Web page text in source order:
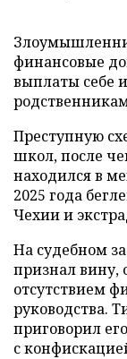
финансовые
выплаты себе
Преступную
школ, после
находился в
2025 года
Чехии и
На судебном
признал вину,
отсутствием
руководства.
приговорил
с